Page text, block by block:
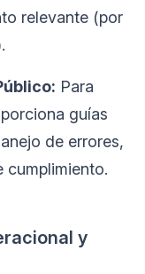
relevante (por
Para
guías
de errores,
cumplimiento.
y